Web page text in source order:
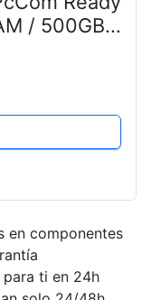
/ 500GB
Gaming
en componentes
ti en 24h